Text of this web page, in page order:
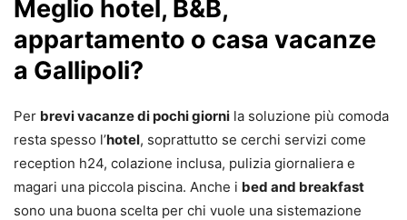
Meglio hotel, B&B,
appartamento o casa vacanze
a Gallipoli?
Per brevi vacanze di pochi giorni la soluzione più comoda
resta spesso l’hotel, soprattutto se cerchi servizi come
reception h24, colazione inclusa, pulizia giornaliera e
magari una piccola piscina. Anche i bed and breakfast
sono una buona scelta per chi vuole una sistemazione